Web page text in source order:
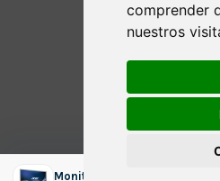
comprender
nuestros
Monitor Acer B246HL 24"